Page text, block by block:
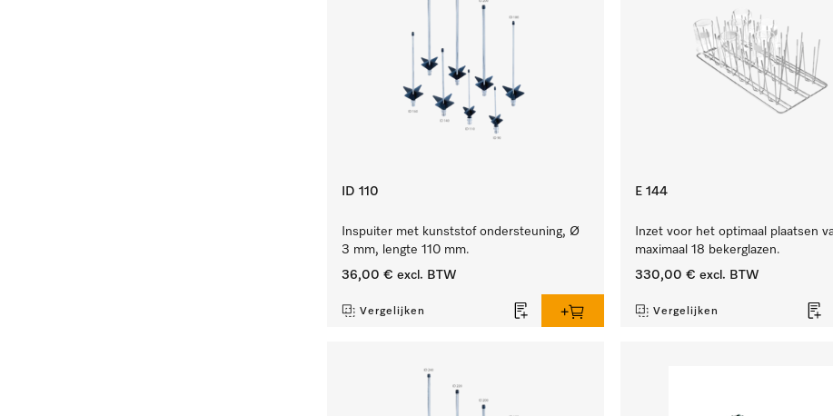
ID 110
Inspuiter met kunststof ondersteuning, Ø
3 mm, lengte 110 mm.
36,00 € excl. BTW
Vergelijken
E 144
Inzet voor het optimaal plaatsen
maximaal 18 bekerglazen.
330,00 € excl. BTW
Vergelijken